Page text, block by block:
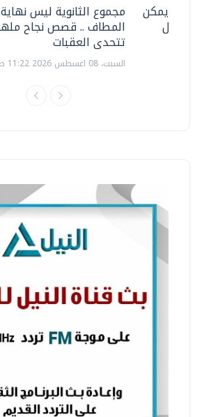
مجموع الثانوية ليس نهاية
المطاف .. قصص نجاح
تتحدى العقبات
السبت، 08 اغسطس 2026 11:22 ص
.. هل يمكن
نتعامل